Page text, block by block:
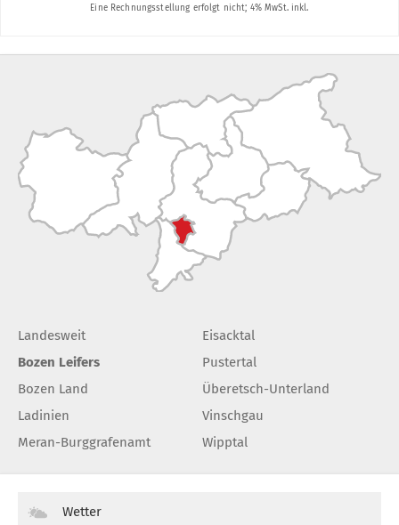
Landesweit
Bozen Leifers
Bozen Land
Ladinien
Meran-Burggrafenamt
Eisacktal
Pustertal
Überetsch-Unterland
Vinschgau
Wipptal
Wetter